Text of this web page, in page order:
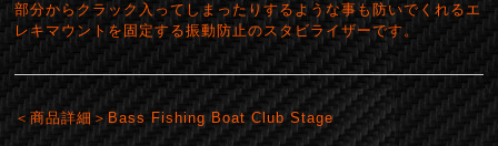
部分からクラック入ってしまったりするような事も防いでくれるエ
レキマウントを固定する振動防止のスタビライザーです。
＜商品詳細＞Bass Fishing Boat Club Stage